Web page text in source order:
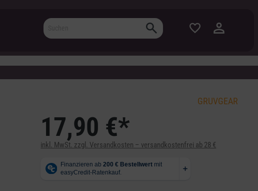
GRUVGEAR
17,90 €*
inkl. MwSt. zzgl. Versandkosten – versandkostenfrei ab 28 €